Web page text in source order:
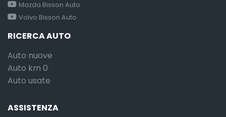
Mazda Bisson Auto
Volvo Bisson Auto
RICERCA AUTO
Auto nuove
Auto km 0
Auto usate
ASSISTENZA